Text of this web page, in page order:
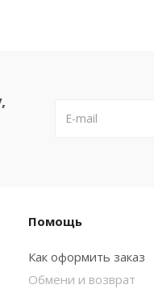
Помощь
Как оформить заказ
Обмени и возврат